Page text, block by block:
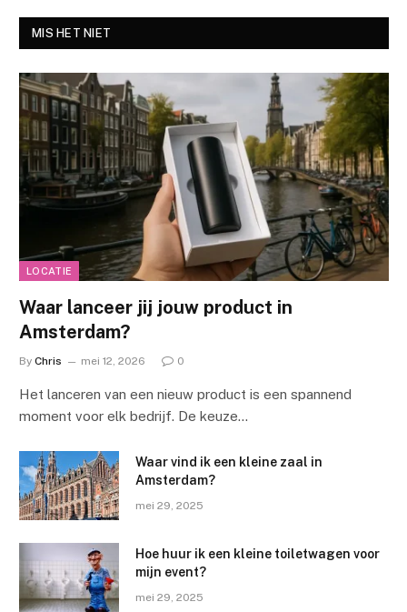
MIS HET NIET
LOCATIE
Waar lanceer jij jouw product in
Amsterdam?
By Chris mei 12, 2026 0
Het lanceren van een nieuw product is een spannend
moment voor elk bedrijf. De keuze…
Waar vind ik een kleine zaal in
Amsterdam?
mei 29, 2025
Hoe huur ik een kleine toiletwagen voor
mijn event?
mei 29, 2025